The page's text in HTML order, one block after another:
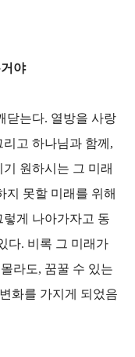
야
닫는다. 열방을 사랑
고 하나님과 함께,
원하시는 그 미래
지 못할 미래를 위해
게 나아가자고 동
다. 비록 그 미래가
라도, 꿈꿀 수 있는
화를 가지게 되었음